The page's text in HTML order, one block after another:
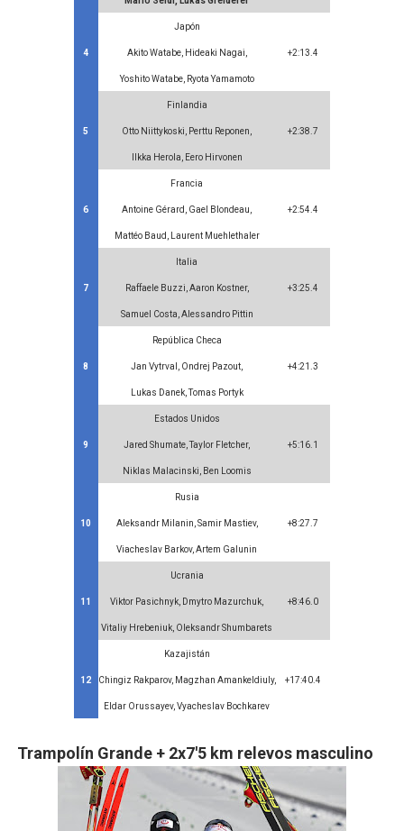
4
Japón
Akito Watabe, Hideaki Nagai,
Yoshito Watabe, Ryota Yamamoto
+2:13.4
5
Finlandia
Otto Niittykoski, Perttu Reponen,
Ilkka Herola, Eero Hirvonen
+2:38.7
6
Francia
Antoine Gérard, Gael Blondeau,
Mattéo Baud, Laurent Muehlethaler
+2:54.4
7
Italia
Raffaele Buzzi, Aaron Kostner,
Samuel Costa, Alessandro Pittin
+3:25.4
8
República Checa
Jan Vytrval, Ondrej Pazout,
Lukas Danek, Tomas Portyk
+4:21.3
9
Estados Unidos
Jared Shumate, Taylor Fletcher,
Niklas Malacinski, Ben Loomis
+5:16.1
10
Rusia
Aleksandr Milanin, Samir Mastiev,
Viacheslav Barkov, Artem Galunin
+8:27.7
11
Ucrania
Viktor Pasichnyk, Dmytro Mazurchuk,
Vitaliy Hrebeniuk, Oleksandr Shumbarets
+8:46.0
12
Kazajistán
Chingiz Rakparov, Magzhan Amankeldiuly,
Eldar Orussayev, Vyacheslav Bochkarev
+17:40.4
Trampolín Grande + 2x7'5 km relevosmasculino